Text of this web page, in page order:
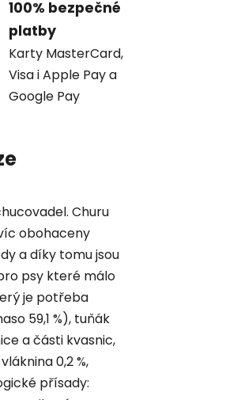
100% bezpečné
platby
Karty MasterCard,
Visa i Apple Pay a
Google Pay
Churu
obohaceny
a díky tomu jsou
psy které málo
je potřeba
59,1 %), tuňák
a části kvasnic,
0,2 %,
přísady: